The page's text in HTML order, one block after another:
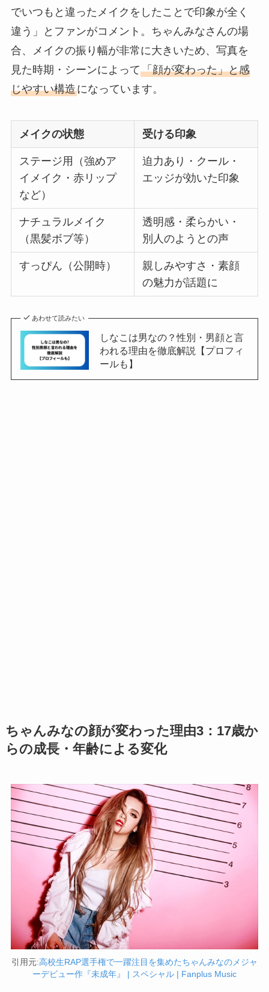
でいつもと違ったメイクをしたことで印象が全く
違う」とファンがコメント。ちゃんみなさんの場
合、メイクの振り幅が非常に大きいため、写真を
見た時期・シーンによって「顔が変わった」と感
じやすい構造になっています。
メイクの状態 受ける印象
ステージ用（強めア
イメイク・赤リップ
など）
迫力あり・クール・
エッジが効いた印象
ナチュラルメイク
（黒髪ボブ等）
透明感・柔らかい・
別人のようとの声
すっぴん（公開時）
親しみやすさ・素顔
の魅力が話題に
あわせて読みたい
しなこは男なの？性別・男顔と言
われる理由を徹底解説【プロフィ
ールも】
ちゃんみなの顔が変わった理由3：17歳か
らの成長・年齢による変化
引用元:高校生RAP選手権で一躍注目を集めたちゃんみなのメジャ
ーデビュー作『未成年』 | スペシャル | Fanplus Music